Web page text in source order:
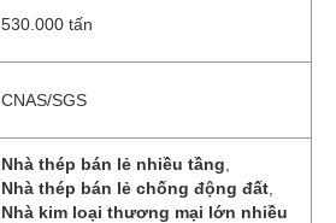
530.000 tấn
CNAS/SGS
Nhà thép bán lẻ nhiều tầng
Nhà thép bán lẻ chống động đất
Nhà kim loại thương mại lớn nhiều